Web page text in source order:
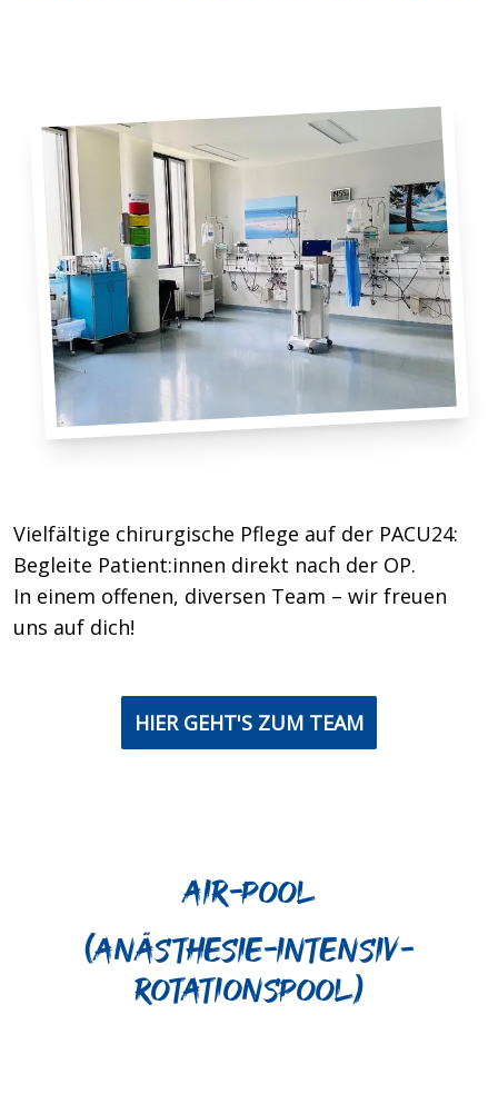
Vielfältige chirurgische Pflege auf der PACU24:
Begleite Patient:innen direkt nach der OP.
In einem offenen, diversen Team – wir freuen
uns auf dich!
HIER GEHT'S ZUM TEAM
AIR-Pool
(Anästhesie-Intensiv-
Rotationspool)